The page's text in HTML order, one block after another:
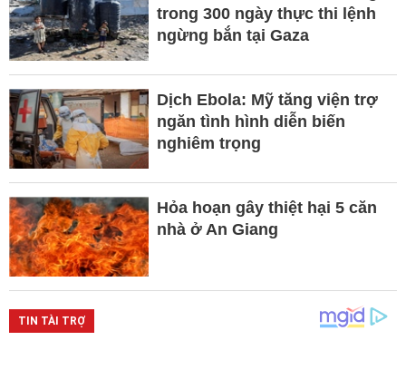
trong 300 ngày thực thi lệnh
ngừng bắn tại Gaza
Dịch Ebola: Mỹ tăng viện trợ
ngăn tình hình diễn biến
nghiêm trọng
Hỏa hoạn gây thiệt hại 5 căn
nhà ở An Giang